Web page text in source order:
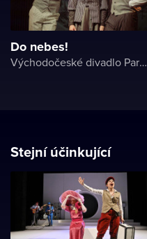
Do nebes!
Východočeské divadlo Pardubice
Stejní účinkující